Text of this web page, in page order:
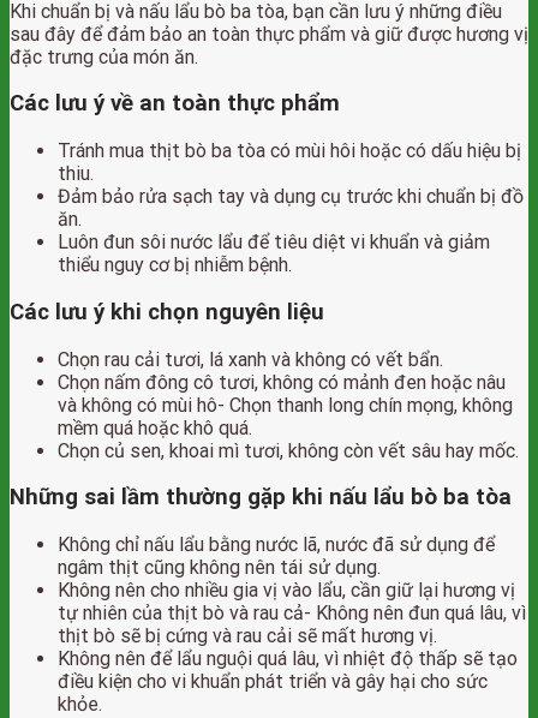
Khi chuẩn bị và nấu lẩu bò ba tòa, bạn cần lưu ý những điều
sau đây để đảm bảo an toàn thực phẩm và giữ được hương vị
đặc trưng của món ăn.
Các lưu ý về an toàn thực phẩm
Tránh mua thịt bò ba tòa có mùi hôi hoặc có dấu hiệu bị
thiu.
Đảm bảo rửa sạch tay và dụng cụ trước khi chuẩn bị đồ
ăn.
Luôn đun sôi nước lẩu để tiêu diệt vi khuẩn và giảm
thiểu nguy cơ bị nhiễm bệnh.
Các lưu ý khi chọn nguyên liệu
Chọn rau cải tươi, lá xanh và không có vết bẩn.
Chọn nấm đông cô tươi, không có mảnh đen hoặc nâu
và không có mùi hô- Chọn thanh long chín mọng, không
mềm quá hoặc khô quá.
Chọn củ sen, khoai mì tươi, không còn vết sâu hay mốc.
Những sai lầm thường gặp khi nấu lẩu bò ba tòa
Không chỉ nấu lẩu bằng nước lã, nước đã sử dụng để
ngâm thịt cũng không nên tái sử dụng.
Không nên cho nhiều gia vị vào lẩu, cần giữ lại hương vị
tự nhiên của thịt bò và rau cả- Không nên đun quá lâu, vì
thịt bò sẽ bị cứng và rau cải sẽ mất hương vị.
Không nên để lẩu nguội quá lâu, vì nhiệt độ thấp sẽ tạo
điều kiện cho vi khuẩn phát triển và gây hại cho sức
khỏe.